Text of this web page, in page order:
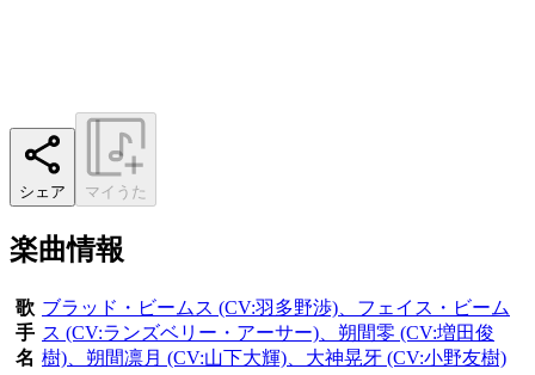
シェア マイうた
楽曲情報
歌
手
名
ブラッド・ビームス (CV:羽多野渉)、フェイス・ビーム
ス (CV:ランズベリー・アーサー)、朔間零 (CV:増田俊
樹)、朔間凛月 (CV:山下大輝)、大神晃牙 (CV:小野友樹)